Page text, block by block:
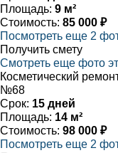
Площадь: 9 м²
Стоимость: 85 000 ₽
Посмотреть еще 2
Получить смету
Смотреть еще фото
Косметический
№68
Срок: 15 дней
Площадь: 14 м²
Стоимость: 98 000 ₽
Посмотреть еще 2